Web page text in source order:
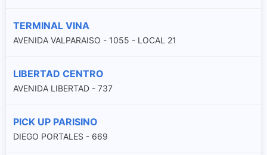
TERMINAL VINA
AVENIDA VALPARAISO - 1055 - LOCAL 21
LIBERTAD CENTRO
AVENIDA LIBERTAD - 737
PICK UP PARISINO
DIEGO PORTALES - 669